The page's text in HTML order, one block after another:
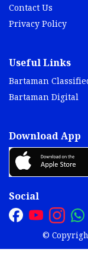
Contact Us
Privacy Policy
Useful Links
Bartaman
Bartaman Digital
Download App
Social
©